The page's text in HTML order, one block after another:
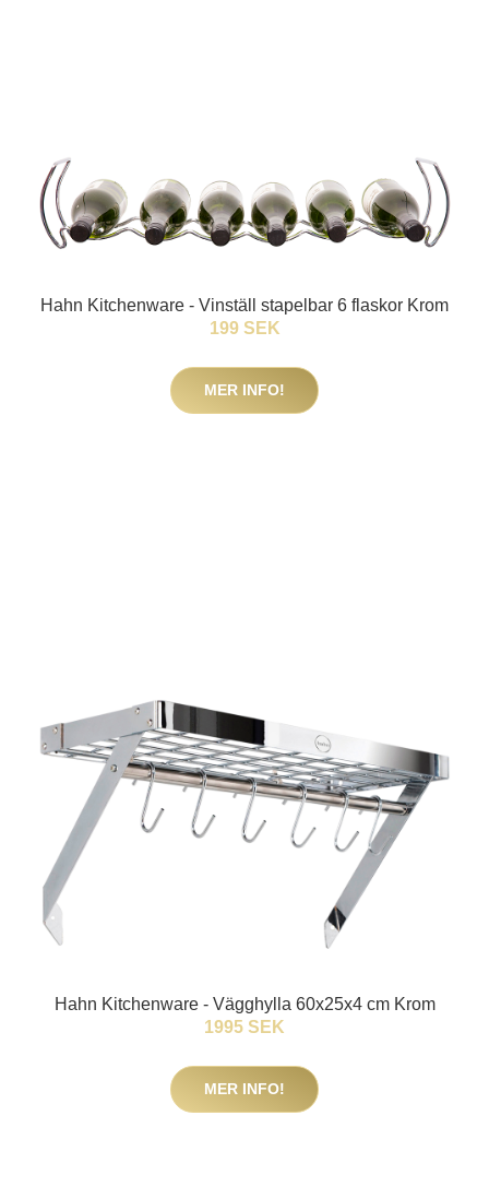
Hahn Kitchenware - Vinställ stapelbar 6 flaskor Krom
199 SEK
MER INFO!
Hahn Kitchenware - Vägghylla 60x25x4 cm Krom
1995 SEK
MER INFO!